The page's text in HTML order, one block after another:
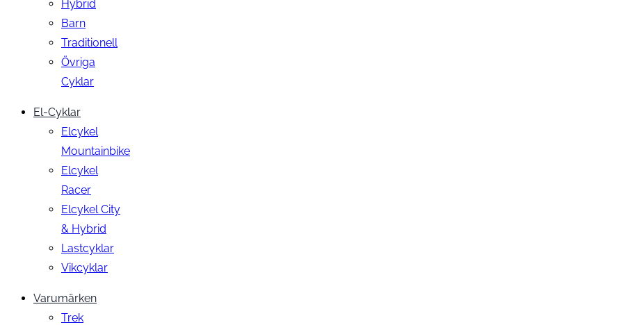
Hybrid
Barn
Traditionell
Övriga
Cyklar
El-Cyklar
Elcykel
Mountainbike
Elcykel
Racer
Elcykel City
& Hybrid
Lastcyklar
Vikcyklar
Varumärken
Trek